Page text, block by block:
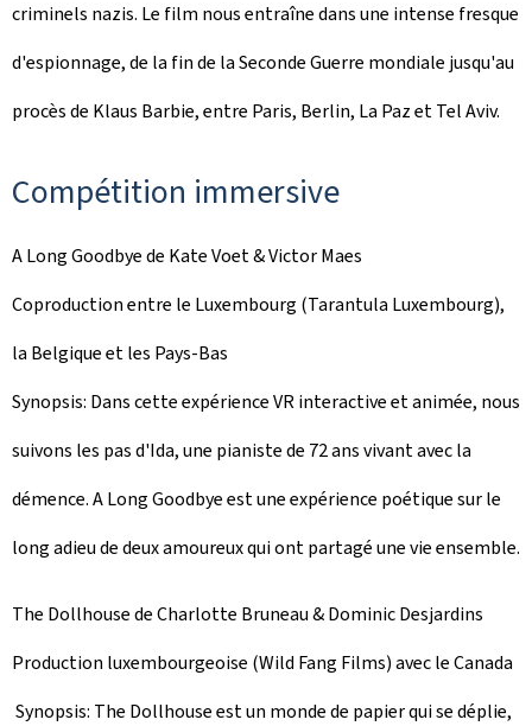
criminels nazis. Le film nous entraîne dans une intense fresque
d'espionnage, de la fin de la Seconde Guerre mondiale jusqu'au
procès de Klaus Barbie, entre Paris, Berlin, La Paz et Tel Aviv.
Compétition immersive
A Long Goodbyede Kate Voet & Victor Maes
Coproduction entre le Luxembourg (Tarantula Luxembourg),
la Belgique et les Pays-Bas
Synopsis: Dans cette expérience VR interactive et animée, nous
suivons les pas d'Ida, une pianiste de 72 ans vivant avec la
démence.A Long Goodbyeest une expérience poétique sur le
long adieu de deux amoureux qui ont partagé une vie ensemble.
The Dollhousede Charlotte Bruneau & Dominic Desjardins
Production luxembourgeoise (Wild Fang Films) avec le Canada
Synopsis: The Dollhouseest un monde de papier qui se déplie,